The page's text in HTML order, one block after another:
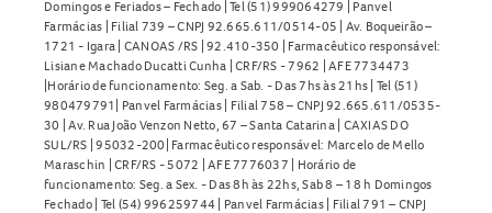
Domingos e Feriados – Fechado | Tel (51) 999064279 | Panvel
Farmácias | Filial 739 – CNPJ 92.665.611/0514-05 | Av. Boqueirão –
1721 - Igara | CANOAS /RS | 92.410-350 | Farmacêutico responsável:
Lisiane Machado Ducatti Cunha | CRF/RS - 7962 | AFE 7734473
|Horário de funcionamento: Seg. a Sab. - Das 7hs às 21hs | Tel (51)
980479791| Panvel Farmácias | Filial 758 – CNPJ 92.665.611/0535-
30 | Av. Rua João Venzon Netto, 67 – Santa Catarina | CAXIAS DO
SUL/RS | 95032-200| Farmacêutico responsável: Marcelo de Mello
Maraschin | CRF/RS - 5072 | AFE 7776037 | Horário de
funcionamento: Seg. a Sex. - Das 8h às 22hs, Sab 8 – 18 h Domingos
Fechado | Tel (54) 996259744 | Panvel Farmácias | Filial 791 – CNPJ